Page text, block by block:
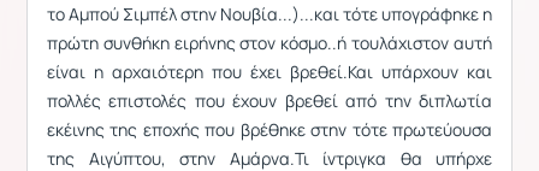
το Αμπού Σιμπέλ στην Νουβία...)...και τότε υπογράφηκε η
πρώτη συνθήκη ειρήνης στον κόσμο..ή τουλάχιστον αυτή
είναι η αρχαιότερη που έχει βρεθεί.Και υπάρχουν και
πολλές επιστολές που έχουν βρεθεί από την διπλωτία
εκέινης της εποχής που βρέθηκε στην τότε πρωτεύουσα
της Αιγύπτου, στην Αμάρνα.Τι ίντριγκα θα υπήρχε